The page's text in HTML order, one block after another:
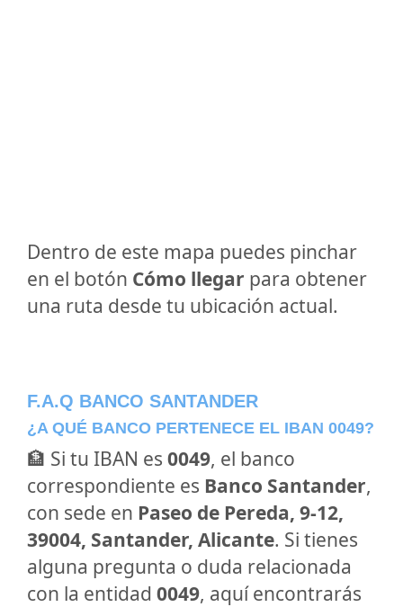
Dentro de este mapa puedes pinchar
en el botón Cómo llegar para obtener
una ruta desde tu ubicación actual.
F.A.Q BANCO SANTANDER
¿A QUÉ BANCO PERTENECE EL IBAN 0049?
🏦 Si tu IBAN es 0049, el banco
correspondiente es Banco Santander,
con sede en Paseo de Pereda, 9-12,
39004, Santander, Alicante. Si tienes
alguna pregunta o duda relacionada
con la entidad 0049, aquí encontrarás